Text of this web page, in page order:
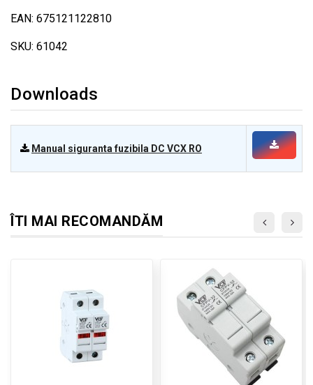
EAN: 675121122810
SKU: 61042
Downloads
Manual siguranta fuzibila DC VCX RO
ÎTI MAI RECOMANDĂM